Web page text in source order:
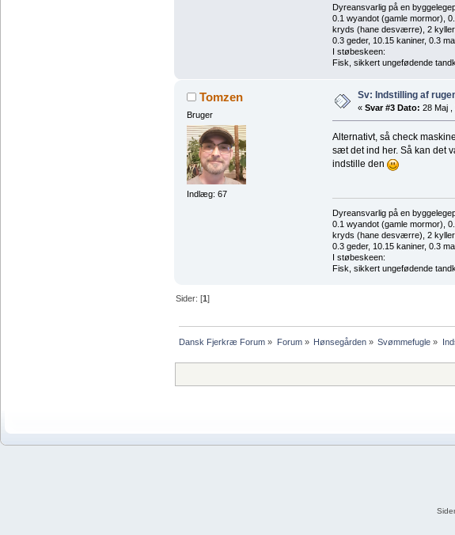
Dyreansvarlig på en
0.1 wyandot (gamle mormor),
kryds (hane desværre), 2
0.3 geder, 10.15 kaniner, 0.3
I støbeskeen:
Fisk, sikkert ungefødende
Tomzen
Bruger
Indlæg: 67
Sv: Indstilling af
« Svar #3 Dato: 28 Maj ,
Alternativt, så check
sæt det ind her. Så kan det
indstille den
Dyreansvarlig på en
0.1 wyandot (gamle mormor),
kryds (hane desværre), 2
0.3 geder, 10.15 kaniner, 0.3
I støbeskeen:
Fisk, sikkert ungefødende
Sider: [1]
Dansk Fjerkræ Forum » Forum» Hønsegården» Svømmefugle »